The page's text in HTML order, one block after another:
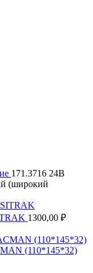
171.3716 24В
(широкий
1300,00 ₽
(110*145*32)